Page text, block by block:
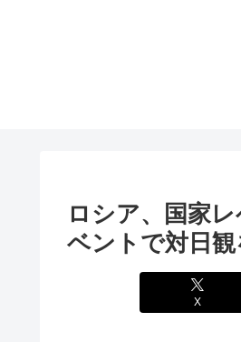
ロシア、国家
ベント で対日
X